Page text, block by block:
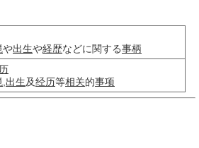
や出生や経歴などに関する事柄
出生及经历等相关的事项